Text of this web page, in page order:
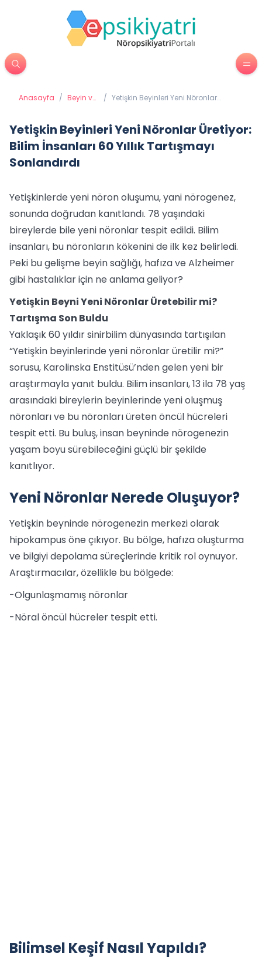
Anasayfa / Beyin ve
/ Yetişkin Beyinleri Yeni Nöronlar
Yetişkin Beyinleri Yeni Nöronlar Üretiyor:
Bilim İnsanları 60 Yıllık Tartışmayı
Sonlandırdı
Yetişkinlerde yeni nöron oluşumu, yani nörogenez,
sonunda doğrudan kanıtlandı. 78 yaşındaki
bireylerde bile yeni nöronlar tespit edildi. Bilim
insanları, bu nöronların kökenini de ilk kez belirledi.
Peki bu gelişme beyin sağlığı, hafıza ve Alzheimer
gibi hastalıklar için ne anlama geliyor?
Yetişkin Beyni Yeni Nöronlar Üretebilir mi?
Tartışma Son Buldu
Yaklaşık 60 yıldır sinirbilim dünyasında tartışılan
“Yetişkin beyinlerinde yeni nöronlar üretilir mi?”
sorusu, Karolinska Enstitüsü’nden gelen yeni bir
araştırmayla yanıt buldu. Bilim insanları, 13 ila 78 yaş
arasındaki bireylerin beyinlerinde yeni oluşmuş
nöronları ve bu nöronları üreten öncül hücreleri
tespit etti. Bu buluş, insan beyninde nörogenezin
yaşam boyu sürebileceğini güçlü bir şekilde
kanıtlıyor.
Yeni Nöronlar Nerede Oluşuyor?
Yetişkin beyninde nörogenezin merkezi olarak
hipokampus öne çıkıyor. Bu bölge, hafıza oluşturma
ve bilgiyi depolama süreçlerinde kritik rol oynuyor.
Araştırmacılar, özellikle bu bölgede:
-Olgunlaşmamış nöronlar
-Nöral öncül hücreler tespit etti.
Bilimsel Keşif Nasıl Yapıldı?